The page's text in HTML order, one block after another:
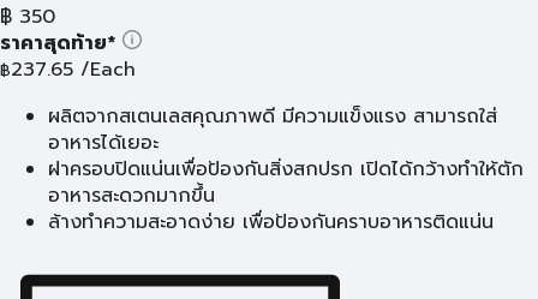
฿ 350
ราคาสุดท้าย*
฿237.65 /Each
ผลิตจากสเตนเลสคุณภาพดี มีความแข็งแรง สามารถใส่
อาหารได้เยอะ
ฝาครอบปิดแน่นเพื่อป้องกันสิ่งสกปรก เปิดได้กว้างทำให้ตัก
อาหารสะดวกมากขึ้น
ล้างทำความสะอาดง่าย เพื่อป้องกันคราบอาหารติดแน่น